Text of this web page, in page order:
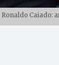
Caiado: